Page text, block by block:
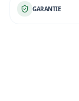
GARANTIE